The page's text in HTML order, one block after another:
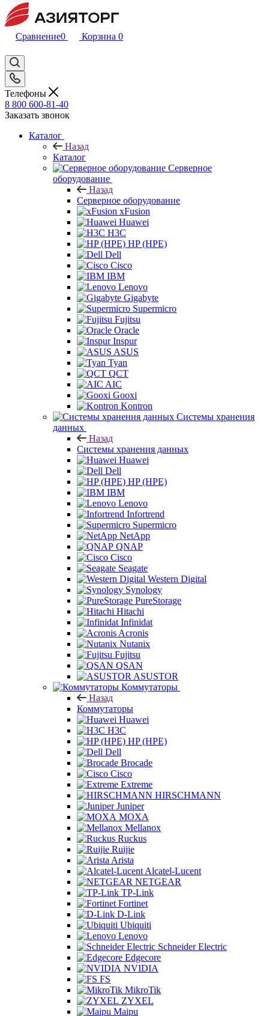
Сравнение0 Корзина 0
Телефоны
8 800 600-81-40
Заказать звонок
Каталог
Назад
Каталог
Серверное
оборудование
Назад
Серверное оборудование
xFusion
Huawei
H3C
HP (HPE)
Dell
Cisco
IBM
Lenovo
Gigabyte
Supermicro
Fujitsu
Oracle
Inspur
ASUS
Tyan
QCT
AIC
Gooxi
Kontron
Системы хранения
данных
Назад
Системы хранения данных
Huawei
Dell
HP (HPE)
IBM
Lenovo
Infortrend
Supermicro
NetApp
QNAP
Cisco
Seagate
Western Digital
Synology
PureStorage
Hitachi
Infinidat
Acronis
Nutanix
Fujitsu
QSAN
ASUSTOR
Коммутаторы
Назад
Коммутаторы
Huawei
H3C
HP (HPE)
Dell
Brocade
Cisco
Extreme
HIRSCHMANN
Juniper
MOXA
Mellanox
Ruckus
Ruijie
Arista
Alcatel-Lucent
NETGEAR
TP-Link
Fortinet
D-Link
Ubiquiti
Lenovo
Schneider Electric
Edgecore
NVIDIA
FS
MikroTik
ZYXEL
Maipu